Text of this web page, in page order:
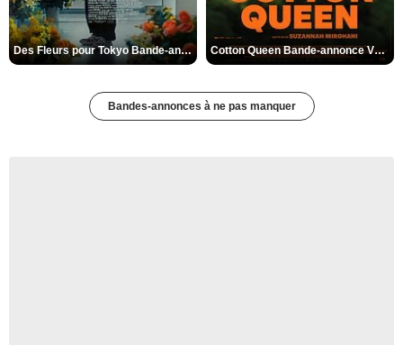
Des Fleurs pour Tokyo Bande-annonce VO STFR Cotton Queen Bande-annonce VO STFR
Bandes-annonces à ne pas manquer